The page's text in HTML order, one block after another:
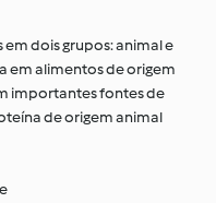
dois grupos: animal e
em alimentos de origem
importantes fontes de
de origem animal